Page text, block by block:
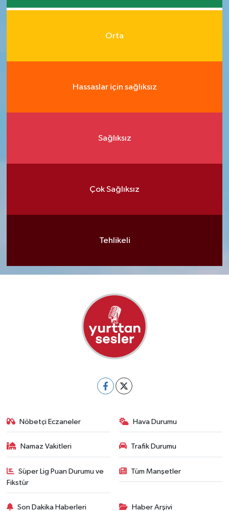
Orta
Hassaslar için sağlıksız
Sağlıksız
Çok Sağlıksız
Tehlikeli
Nöbetçi Eczaneler Hava Durumu
Namaz Vakitleri Trafik Durumu
Süper Lig Puan Durumu ve
Fikstür
Tüm Manşetler
Son Dakika Haberleri Haber Arşivi